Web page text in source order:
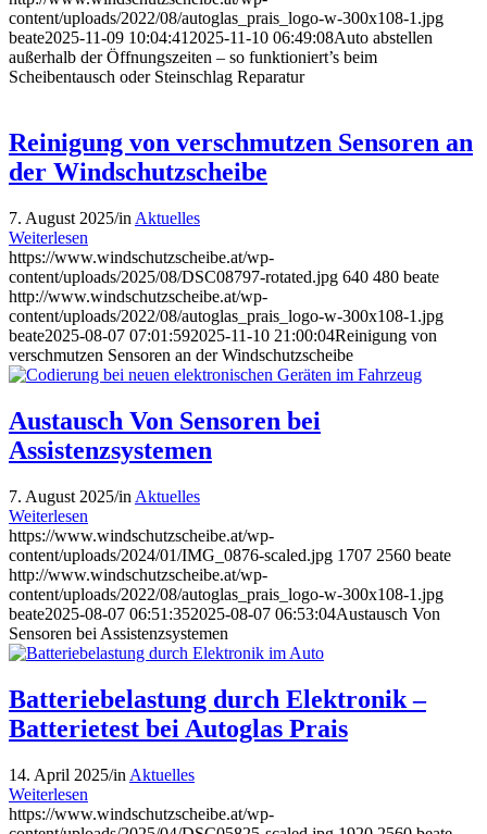
content/uploads/2022/08/autoglas_prais_logo-w-300x108-1.jpg
beate2025-11-09 10:04:41 2025-11-10 06:49:08Auto abstellen
außerhalb der Öffnungszeiten – so funktioniert’s beim
Scheibentausch oder Steinschlag Reparatur
Reinigung von verschmutzen Sensoren an
der Windschutzscheibe
7. August 2025/in Aktuelles
Weiterlesen
https://www.windschutzscheibe.at/wp-
content/uploads/2025/08/DSC08797-rotated.jpg 640 480 beate
http://www.windschutzscheibe.at/wp-
content/uploads/2022/08/autoglas_prais_logo-w-300x108-1.jpg
beate2025-08-07 07:01:592025-11-10 21:00:04Reinigung von
verschmutzen Sensoren an der Windschutzscheibe
Austausch Von Sensoren bei
Assistenzsystemen
7. August 2025/in Aktuelles
Weiterlesen
https://www.windschutzscheibe.at/wp-
content/uploads/2024/01/IMG_0876-scaled.jpg 1707 2560 beate
http://www.windschutzscheibe.at/wp-
content/uploads/2022/08/autoglas_prais_logo-w-300x108-1.jpg
beate2025-08-07 06:51:352025-08-07 06:53:04Austausch Von
Sensoren bei Assistenzsystemen
Batteriebelastung durch Elektronik –
Batterietest bei Autoglas Prais
14. April 2025/in Aktuelles
Weiterlesen
https://www.windschutzscheibe.at/wp-